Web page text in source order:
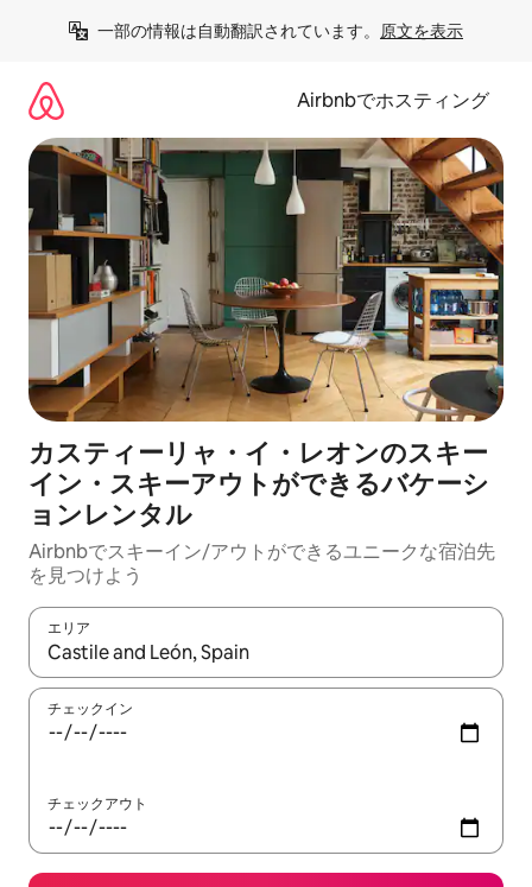
一部の情報は自動翻訳されています。 原文を表示
Airbnbでホスティング
カスティーリャ・イ・レオンのスキー
イン・スキーアウトができるバケーシ
ョンレンタル
Airbnbでスキーイン/アウトができるユニークな宿泊先
を見つけよう
エリア
検索結果が表示されたら、上下の矢印キーを使って移動するか
チェックイン
チェックアウト